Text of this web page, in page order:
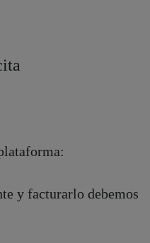
y facturarlo debemos